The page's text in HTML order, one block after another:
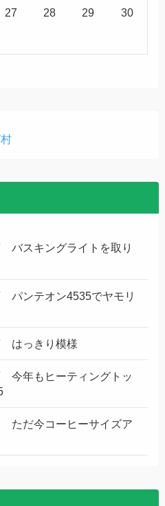
27 28 29 30
スキングライトを取り
ンテオン4535でヤモリ
はっきり模様
年もヒーティングトッ
ただ今コーヒーサイズア